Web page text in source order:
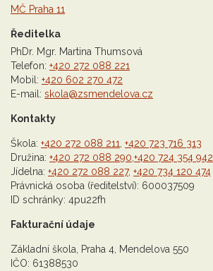
MČ Praha 11
Ředitelka
PhDr. Mgr. Martina Thumsová
Telefon: +420 272 088 221
Mobil: +420 602 270 472
E-mail: skola@zsmendelova.cz
Kontakty
Škola: +420 272 088 211 +420 723 716 313
Družina: +420 272 088 290 +420 724 354 942
Jídelna: +420 272 088 227, +420 734 120 474
Právnická osoba (ředitelství): 600037509
ID schránky: 4pu22fh
Fakturační údaje
Základní škola, Praha 4, Mendelova 550
IČO: 61388530